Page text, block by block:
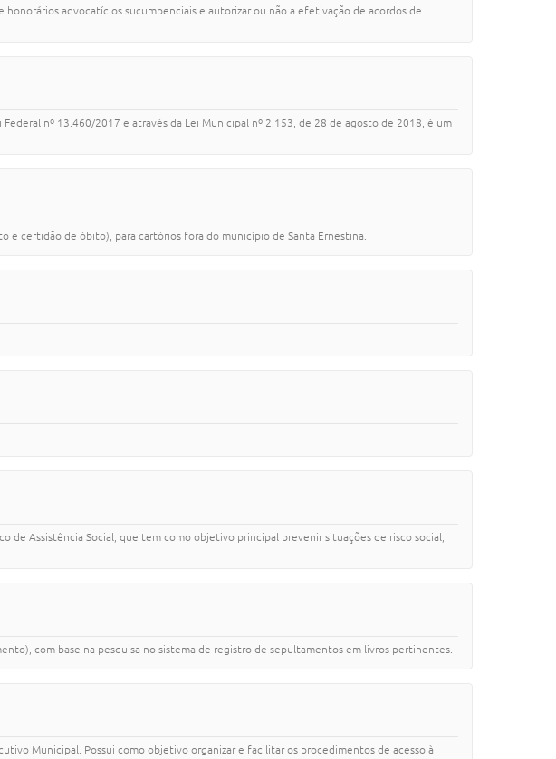
advocatícios sucumbenciais e autorizar ou não a efetivação de acordos de
nº 13.460/2017 e através da Lei Municipal nº 2.153, de 28 de agosto de 2018, é um
e certidão de óbito), para cartórios fora do município de Santa Ernestina.
de Assistência Social, que tem como objetivo principal prevenir situações de risco social,
com base na pesquisa no sistema de registro de sepultamentos em livros pertinentes.
Municipal. Possui como objetivo organizar e facilitar os procedimentos de acesso à